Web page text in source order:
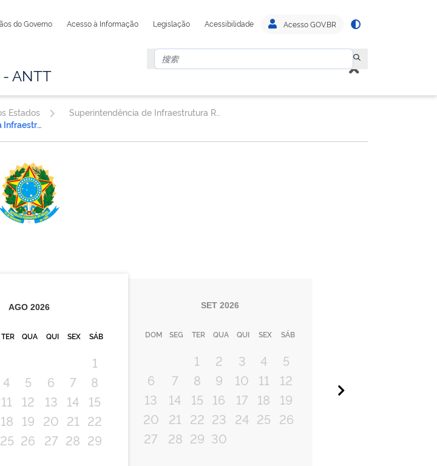
do Governo Acesso à Informação Legislação Acessibilidade Acesso GOV.BR
ANTT
Estados
Superintendência de Infraestrutura Rodoviária.
Escritório de Fiscalização da Infraestrutura Rodoviária Florianópolis/SC
AGO 2026
TER QUA QUI SEX SÁB
1
4 5 6 7
8
11 12 13 14
15
18 19 20 21 22
25 26 27 28 29
SET 2026
DOM SEG TER QUA QUI SEX SÁB
1 2 3 4
5
6
7 8 9 10 11
12
13
14 15 16 17 18
19
20
21 22 23 24 25 26
27
28 29 30